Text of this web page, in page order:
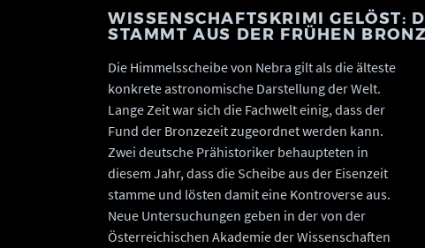
WISSENSCHAFTSKRIMI GELÖST:
STAMMT AUS DER FRÜHEN
Die Himmelsscheibe von Nebra gilt als die älteste
konkrete astronomische Darstellung der Welt.
Lange Zeit war sich die Fachwelt einig, dass der
Fund der Bronzezeit zugeordnet werden kann.
Zwei deutsche Prähistoriker behaupteten in
diesem Jahr, dass die Scheibe aus der Eisenzeit
stamme und lösten damit eine Kontroverse aus.
Neue Untersuchungen geben in der von der
Österreichischen Akademie der Wissenschaften